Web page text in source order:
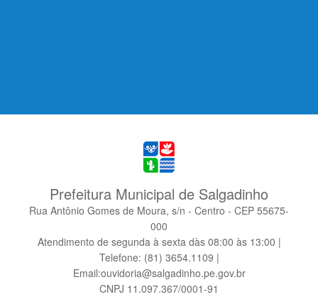
Prefeitura Municipal de Salgadinho
Rua Antônio Gomes de Moura, s/n - Centro - CEP 55675-
000
Atendimento de segunda à sexta dàs 08:00 às 13:00 |
Telefone: (81) 3654.1109 |
Email:ouvidoria@salgadinho.pe.gov.br
CNPJ 11.097.367/0001-91